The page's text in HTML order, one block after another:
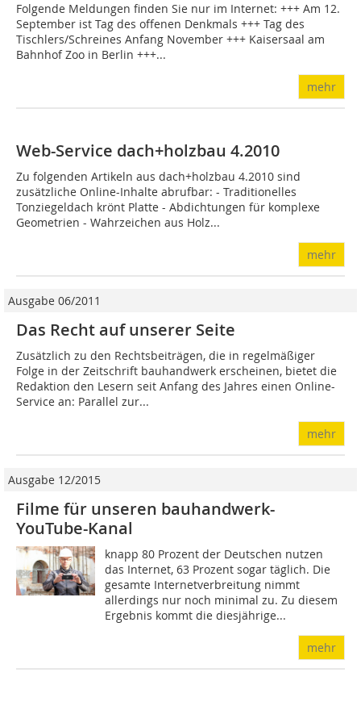
Folgende Meldungen finden Sie nur im Internet: +++ Am 12.
September ist Tag des offenen Denkmals +++ Tag des
Tischlers/Schreines Anfang November +++ Kaisersaal am
Bahnhof Zoo in Berlin +++...
mehr
Web-Service dach+holzbau 4.2010
Zu folgenden Artikeln aus dach+holzbau 4.2010 sind
zusätzliche Online-Inhalte abrufbar: - Traditionelles
Tonziegeldach krönt Platte - Abdichtungen für komplexe
Geometrien - Wahrzeichen aus Holz...
mehr
Ausgabe 06/2011
Das Recht auf unserer Seite
Zusätzlich zu den Rechtsbeiträgen, die in regelmäßiger
Folge in der Zeitschrift bauhandwerk erscheinen, bietet die
Redaktion den Lesern seit Anfang des Jahres einen Online-
Service an: Parallel zur...
mehr
Ausgabe 12/2015
Filme für unseren bauhandwerk-
YouTube-Kanal
knapp 80 Prozent der Deutschen nutzen
das Internet, 63 Prozent sogar täglich. Die
gesamte Internetverbreitung nimmt
allerdings nur noch minimal zu. Zu diesem
Ergebnis kommt die diesjährige...
mehr